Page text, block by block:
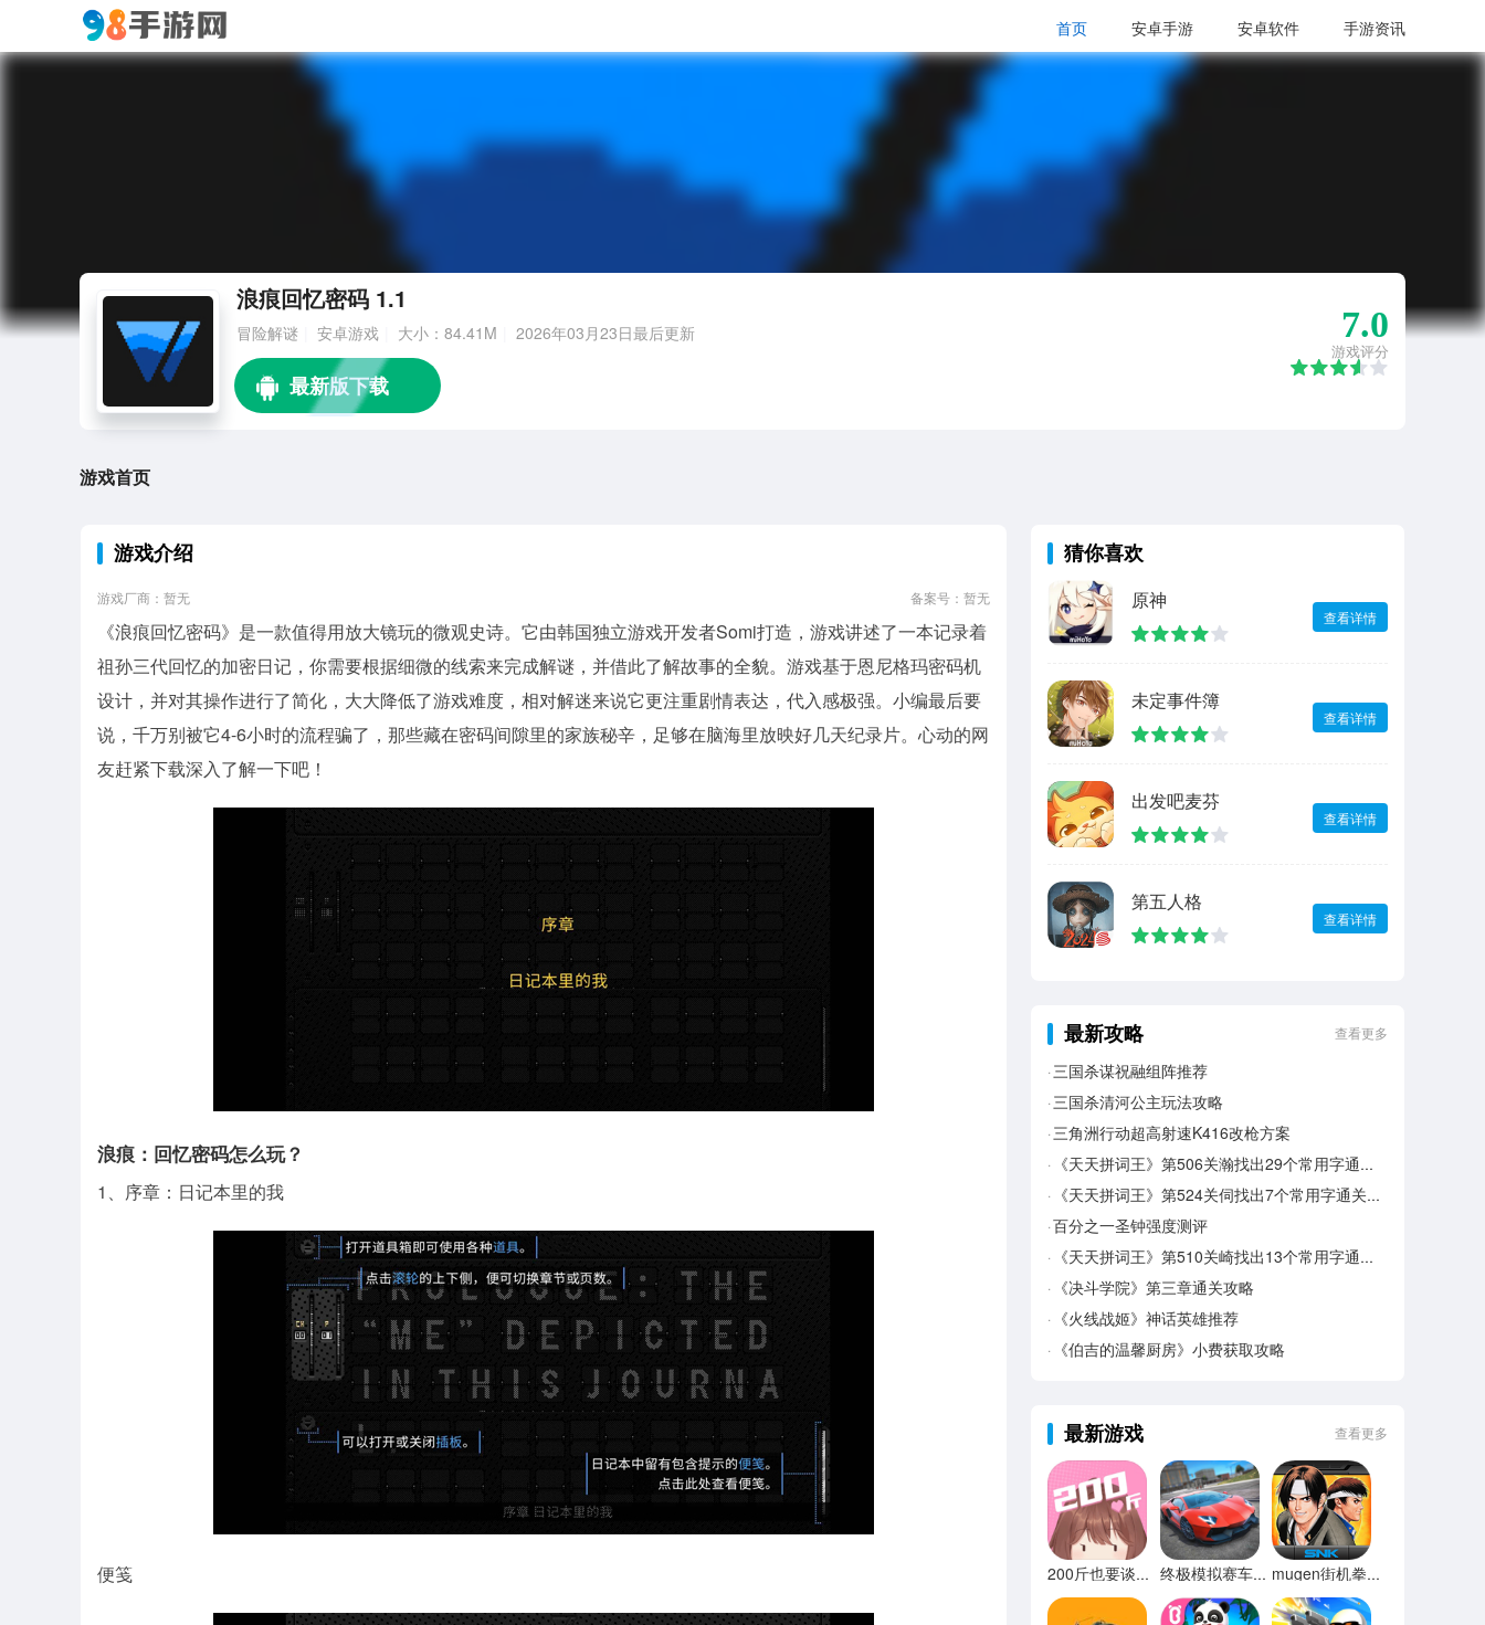
首页 安卓手游 安卓软件 手游资讯
浪痕回忆密码 1.1
冒险解谜 安卓游戏 大小：84.41M 2026年03月23日最后更新 7.0
游戏评分
游戏首页
游戏介绍
游戏厂商：暂无 备案号：暂无
《浪痕回忆密码》是一款值得用放大镜玩的微观史诗。它由韩国独立游戏开发者Somi打造，游戏讲述了一本记录着
祖孙三代回忆的加密日记，你需要根据细微的线索来完成解谜，并借此了解故事的全貌。游戏基于恩尼格玛密码机
设计，并对其操作进行了简化，大大降低了游戏难度，相对解迷来说它更注重剧情表达，代入感极强。小编最后要
说，千万别被它4-6小时的流程骗了，那些藏在密码间隙里的家族秘辛，足够在脑海里放映好几天纪录片。心动的网
友赶紧下载深入了解一下吧！
浪痕：回忆密码怎么玩？
1、序章：日记本里的我
便笺
猜你喜欢
原神
查看详情
未定事件簿
查看详情
出发吧麦芬
查看详情
第五人格
查看详情
最新攻略 查看更多
三国杀谋祝融组阵推荐
三国杀清河公主玩法攻略
三角洲行动超高射速K416改枪方案
《天天拼词王》第506关瀚找出29个常用字通关攻略
《天天拼词王》第524关伺找出7个常用字通关攻略
百分之一圣钟强度测评
《天天拼词王》第510关崎找出13个常用字通关攻略
《决斗学院》第三章通关攻略
《火线战姬》神话英雄推荐
《伯吉的温馨厨房》小费获取攻略
最新游戏 查看更多
200斤也要谈恋爱免广告 终极模拟赛车无限金币 mugen街机拳皇97